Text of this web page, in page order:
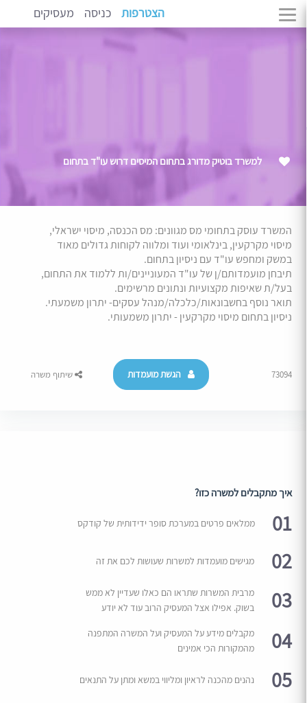
הצטרפות כניסה מעסיקים
למשרד בוטיק מדורג בתחום המיסים דרוש עו"ד בתחום
המשרד עוסק בתחומי מס מגוונים: מס הכנסה, מיסוי ישראלי,
מיסוי מקרקעין, בינלאומי ועוד ומלווה לקוחות גדולים מאוד
במשק ומחפש עו"ד עם ניסיון בתחום.
תיבחן מועמדותם/ן של עו"ד המעוניינים/ות ללמוד את התחום,
בעל/ת שאיפות מקצועיות ונתונים מרשימים.
תואר נוסף בחשבונאות/כלכלה/מנהל עסקים- יתרון משמעתי.
ניסיון בתחום מיסוי מקרקעין - יתרון משמעותי.
73094 הגשת מועמדות שיתוף משרה
איך מתקבלים למשרה כזו?
01 ממלאים פרטים במערכת סופר ידידותית של קודקס
02 מגישים מועמדות למשרות שעושות לכם את זה
03
מרבית המשרות שתראו הם כאלו שעדיין לא ממש
בשוק. אפילו אצל המעסיק הרוב עוד לא יודע
04
מקבלים מידע על המעסיק ועל המשרה המתפנה
מהמקורות הכי אמינים
05 נהנים מהכנה לראיון ומליווי במשא ומתן על התנאים